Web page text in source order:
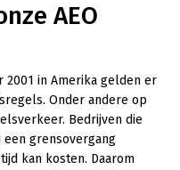
AEO
2001 in Amerika gelden er
Onder andere op
Bedrijven die
grensovergang
kan kosten. Daarom